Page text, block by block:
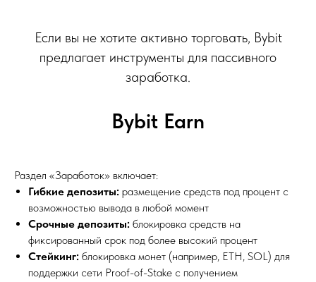
Если вы не хотите активно торговать, Bybit
предлагает инструменты для пассивного
заработка.
Bybit Earn
Раздел «Заработок» включает:
Гибкие депозиты: размещение средств под процент с
возможностью вывода в любой момент
Срочные депозиты: блокировка средств на
фиксированный срок под более высокий процент
Стейкинг: блокировка монет (например, ETH, SOL) для
поддержки сети Proof-of-Stake с получением